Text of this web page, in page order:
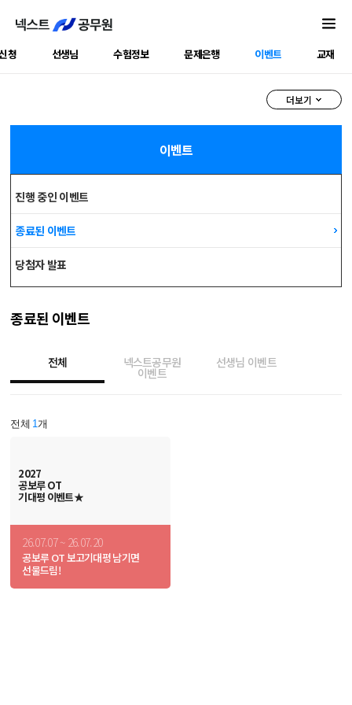
청 선생님 수험정보 문제은행 이벤트 교재
더보기
이벤트
진행 중인 이벤트
종료된 이벤트
당첨자 발표
종료된 이벤트
전체 넥스트공무원
이벤트
선생님 이벤트
전체 1개
2027
공보루 OT
기대평 이벤트★
26.07.07 ~ 26.07.20
공보루 OT 보고기대평 남기면
선물드림!